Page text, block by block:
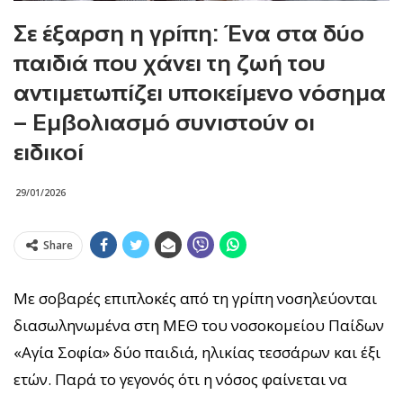
Σε έξαρση η γρίπη: Ένα στα δύο
παιδιά που χάνει τη ζωή του
αντιμετωπίζει υποκείμενο νόσημα
– Εμβολιασμό συνιστούν οι
ειδικοί
29/01/2026
Share
Με σοβαρές επιπλοκές από τη γρίπη νοσηλεύονται
διασωληνωμένα στη ΜΕΘ του νοσοκομείου Παίδων
«Αγία Σοφία» δύο παιδιά, ηλικίας τεσσάρων και έξι
ετών. Παρά το γεγονός ότι η νόσος φαίνεται να